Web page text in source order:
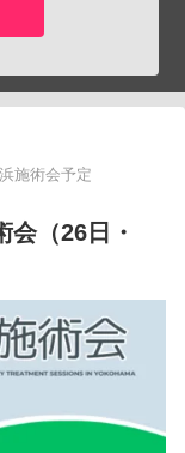
施術会予定
会（26日・